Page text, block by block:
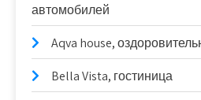
автомобилей
Aqva house,
Bella Vista, гостиница